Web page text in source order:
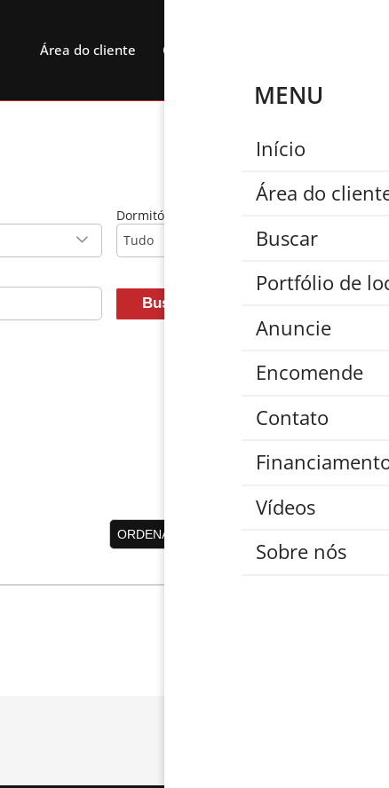
Área do cliente CRECI: 26643 J
MENU
Início
Área do
Buscar
Portfólio de
Anuncie
Encomende
Contato
Vídeos
Sobre nós
Dormitórios
Tudo
Buscar